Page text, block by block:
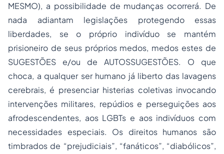
MESMO), a possibilidade de mudanças ocorrerá. De
nada adiantam legislações protegendo essas
liberdades, se o próprio indivíduo se mantém
prisioneiro de seus próprios medos, medos estes de
SUGESTÕES e/ou de AUTOSSUGESTÕES. O que
choca, a qualquer ser humano já liberto das lavagens
cerebrais, é presenciar histerias coletivas invocando
intervenções militares, repúdios e perseguições aos
afrodescendentes, aos LGBTs e aos indivíduos com
necessidades especiais. Os direitos humanos são
timbrados de “prejudiciais”, “fanáticos”, “diabólicos”,